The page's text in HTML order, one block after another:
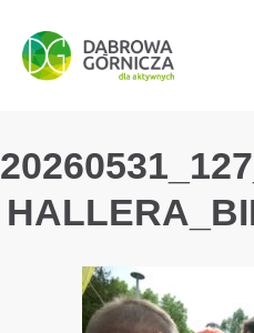
PRZEJDŹ DO MENU
PRZEJDŹ DO
PRZEJDŹ DO TREŚCI